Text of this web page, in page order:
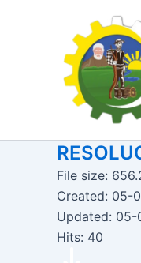
File size:
Created: 05-
Updated:
Hits: 40